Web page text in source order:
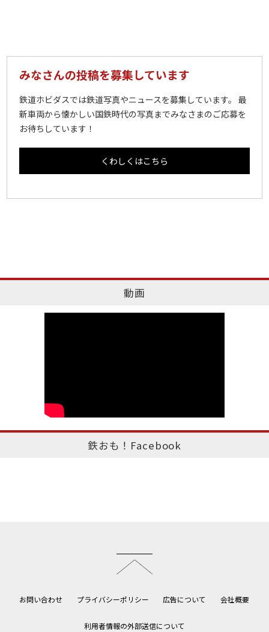
みなさんの投稿を募集しています
鉄道ホビダスでは鉄道写真やニュースを募集しています。 最
新車両から懐かしい国鉄時代の写真までみなさまのご応募を
お待ちしています！
くわしくはこちら
動画
鉄おも！Facebook
お問い合わせ プライバシーポリシー 広告について 会社概要
利用者情報の外部送信について